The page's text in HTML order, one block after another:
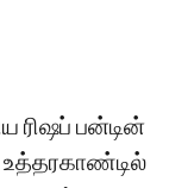
ரிஷப் பன்டின்